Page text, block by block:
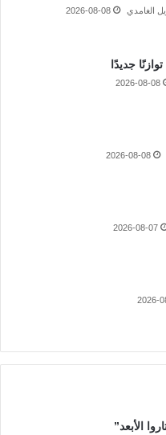
الغامدي 2026-08-08
جديدًا
2026-08-08
2026-08-08
2026-08-07
2026-
الأبعد”